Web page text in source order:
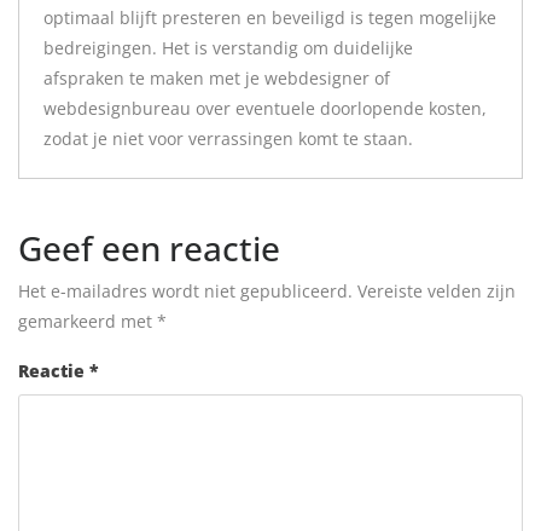
optimaal blijft presteren en beveiligd is tegen mogelijke
bedreigingen. Het is verstandig om duidelijke
afspraken te maken met je webdesigner of
webdesignbureau over eventuele doorlopende kosten,
zodat je niet voor verrassingen komt te staan.
Geef een reactie
Het e-mailadres wordt niet gepubliceerd. Vereiste velden zijn
gemarkeerd met *
Reactie *